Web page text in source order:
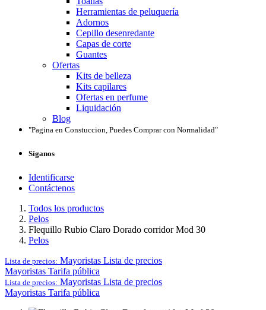
Herramientas de peluquería
Adornos
Cepillo desenredante
Capas de corte
Guantes
Ofertas
Kits de belleza
Kits capilares
Ofertas en perfume
Liquidación
Blog
"Pagina en Constuccion, Puedes Comprar con Normalidad"
Síganos
Identificarse
Contáctenos
Todos los productos
Pelos
Flequillo Rubio Claro Dorado corridor Mod 30
Pelos
Lista de precios: Mayoristas Lista de precios
Mayoristas Tarifa pública
Lista de precios: Mayoristas Lista de precios
Mayoristas Tarifa pública